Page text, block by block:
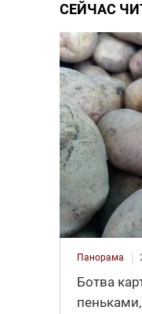
СЕЙЧАС
Панорама
Ботва